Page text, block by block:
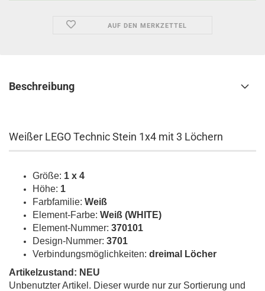
AUF DEN MERKZETTEL
Beschreibung
Weißer LEGO Technic Stein 1x4 mit 3 Löchern
Größe: 1 x 4
Höhe: 1
Farbfamilie: Weiß
Element-Farbe: Weiß (WHITE)
Element-Nummer: 370101
Design-Nummer: 3701
Verbindungsmöglichkeiten: dreimal Löcher
Artikelzustand: NEU
Unbenutzter Artikel. Dieser wurde nur zur Sortierung und